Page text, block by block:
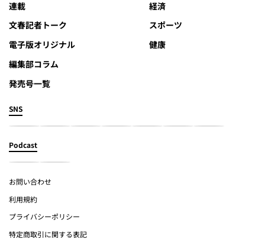
連載
文春記者トーク
電子版オリジナル
編集部コラム
発売号一覧
経済
スポーツ
健康
SNS
Podcast
お問い合わせ
利用規約
プライバシーポリシー
特定商取引に関する表記